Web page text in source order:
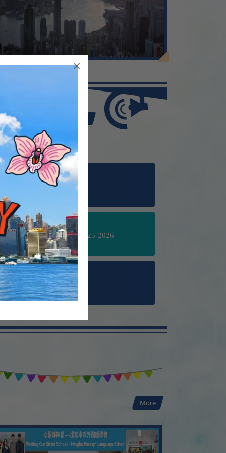
×
More
」年報封面設計比賽2025-2026
問答比賽
劃 — 「以棋會友」東 華聯校 Pizza Time
長教師團
More